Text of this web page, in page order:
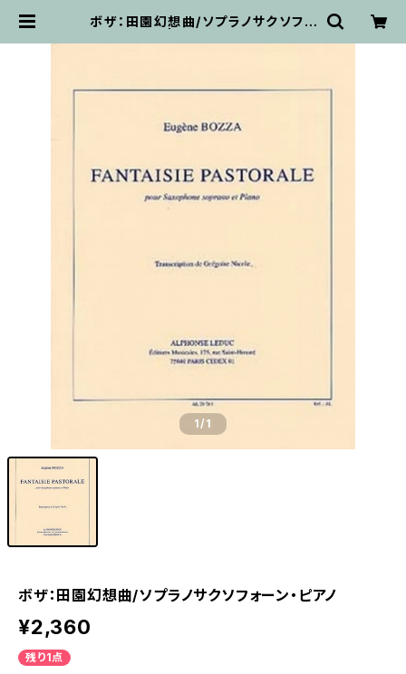
ボザ：田園幻想曲/ソプラノサクソフォ
1/1
ボザ：田園幻想曲/ソプラノサクソフォーン・ピアノ
¥2,360
残り1点